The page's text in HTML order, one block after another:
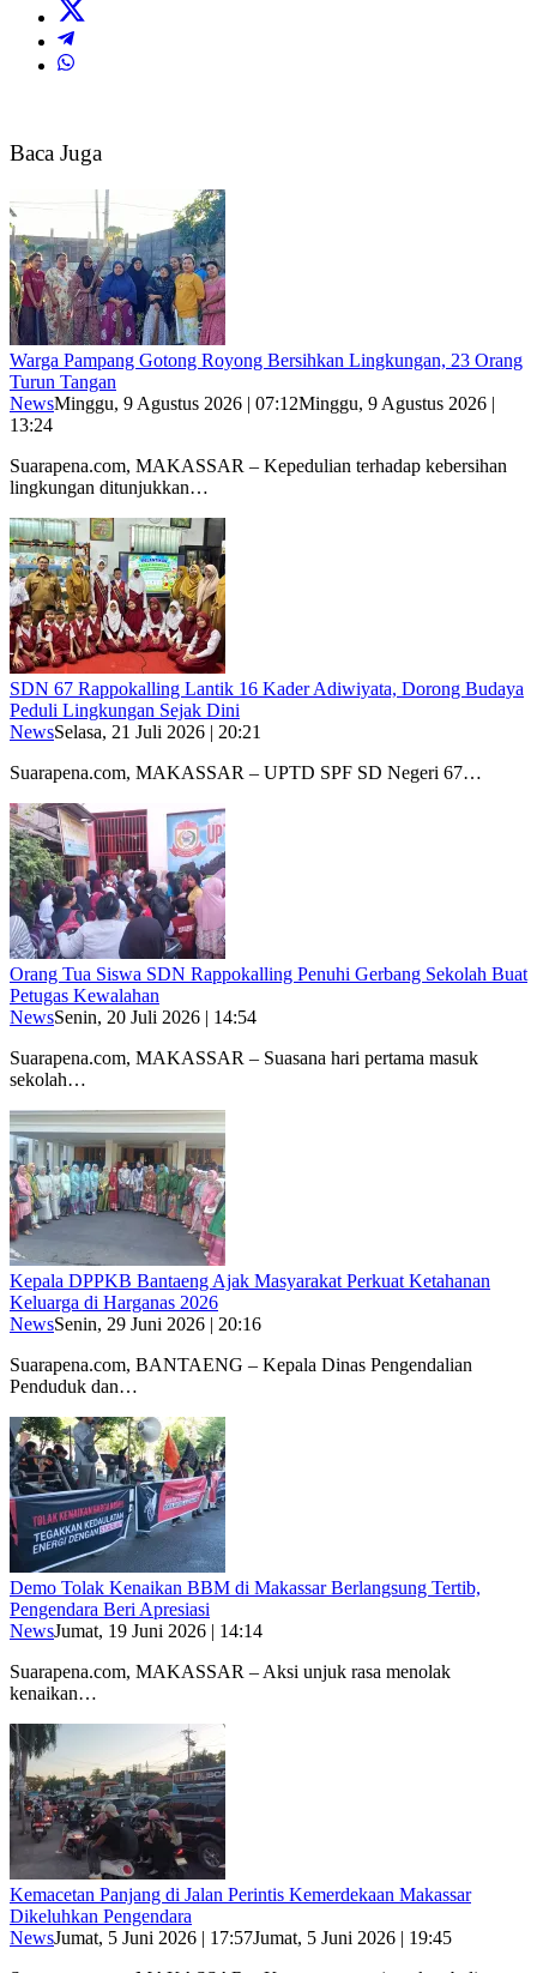
Baca Juga
Warga Pampang Gotong Royong Bersihkan Lingkungan, 23 Orang
Turun Tangan
NewsMinggu, 9 Agustus 2026 | 07:12Minggu, 9 Agustus 2026 |
13:24
Suarapena.com, MAKASSAR – Kepedulian terhadap kebersihan
lingkungan ditunjukkan…
SDN 67 Rappokalling Lantik 16 Kader Adiwiyata, Dorong Budaya
Peduli Lingkungan Sejak Dini
NewsSelasa, 21 Juli 2026 | 20:21
Suarapena.com, MAKASSAR – UPTD SPF SD Negeri 67…
Orang Tua Siswa SDN Rappokalling Penuhi Gerbang Sekolah Buat
Petugas Kewalahan
NewsSenin, 20 Juli 2026 | 14:54
Suarapena.com, MAKASSAR – Suasana hari pertama masuk
sekolah…
Kepala DPPKB Bantaeng Ajak Masyarakat Perkuat Ketahanan
Keluarga di Harganas 2026
NewsSenin, 29 Juni 2026 | 20:16
Suarapena.com, BANTAENG – Kepala Dinas Pengendalian
Penduduk dan…
Demo Tolak Kenaikan BBM di Makassar Berlangsung Tertib,
Pengendara Beri Apresiasi
NewsJumat, 19 Juni 2026 | 14:14
Suarapena.com, MAKASSAR – Aksi unjuk rasa menolak
kenaikan…
Kemacetan Panjang di Jalan Perintis Kemerdekaan Makassar
Dikeluhkan Pengendara
NewsJumat, 5 Juni 2026 | 17:57Jumat, 5 Juni 2026 | 19:45